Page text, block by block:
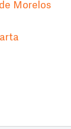
Morelos